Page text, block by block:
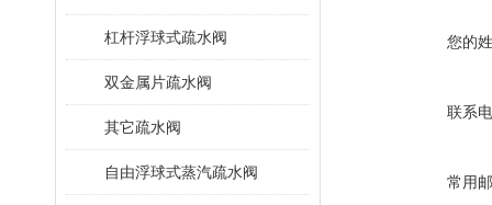
杠杆浮球式疏水阀
双金属片疏水阀
其它疏水阀
自由浮球式蒸汽疏水阀
您的
联系
常用